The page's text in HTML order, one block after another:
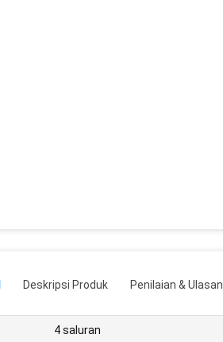
Deskripsi Produk Penilaian & Ulasan
4 saluran